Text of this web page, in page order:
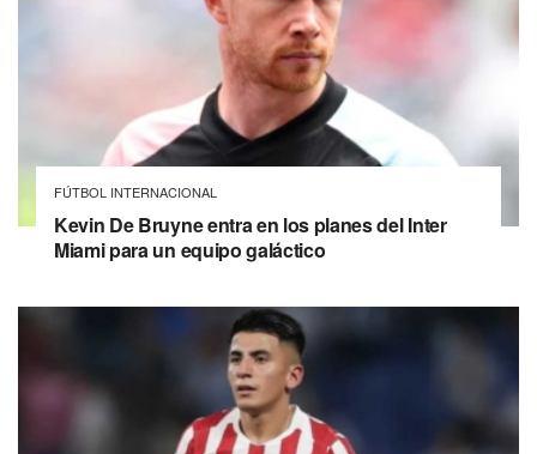
FÚTBOL INTERNACIONAL
Kevin De Bruyne entra en los planes del Inter
Miami para un equipo galáctico